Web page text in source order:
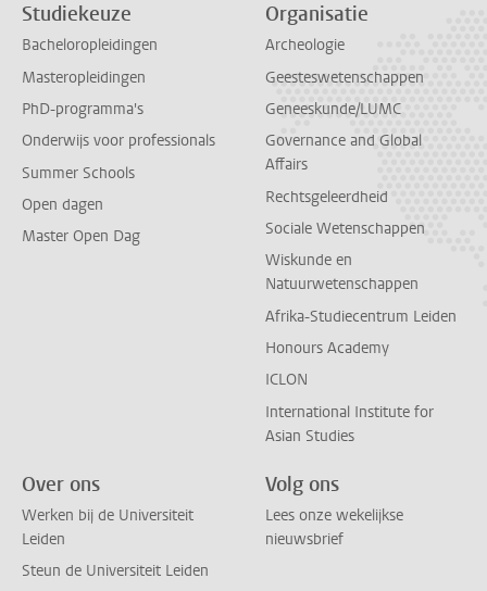
Studiekeuze
Bacheloropleidingen
Masteropleidingen
PhD-programma's
Onderwijs voor professionals
Summer Schools
Open dagen
Master Open Dag
Organisatie
Archeologie
Geesteswetenschappen
Geneeskunde/LUMC
Governance and Global
Affairs
Rechtsgeleerdheid
Sociale Wetenschappen
Wiskunde en
Natuurwetenschappen
Afrika-Studiecentrum Leiden
Honours Academy
ICLON
International Institute for
Asian Studies
Over ons
Werken bij de Universiteit
Leiden
Steun de Universiteit Leiden
Volg ons
Lees onze wekelijkse
nieuwsbrief